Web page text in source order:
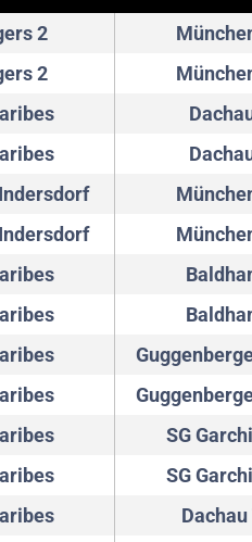
2
2
SG
SG